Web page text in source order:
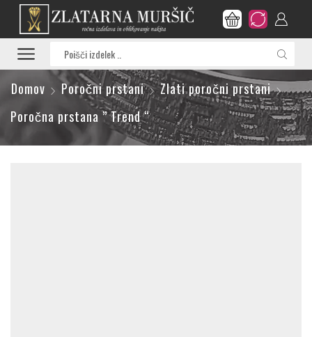
input
Domov Poročni prstani
Zlati poročni prstani
Poročna prstana ” Trend “